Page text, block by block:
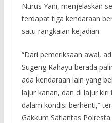
Nurus Yani, menjelaskan
terdapat tiga kendaraan
satu rangkaian kejadian.
“Dari pemeriksaan awal,
Sugeng Rahayu berada
ada kendaraan lain yang
lajur kanan, dan di lajur
dalam kondisi berhenti,”
Gakkum Satlantas